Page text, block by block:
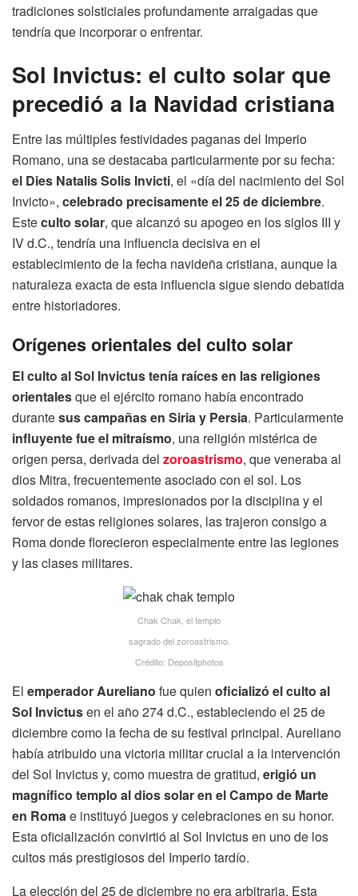
tradiciones solsticiales profundamente arraigadas que
tendría que incorporar o enfrentar.
Sol Invictus: el culto solar que
precedió a la Navidad cristiana
Entre las múltiples festividades paganas del Imperio
Romano, una se destacaba particularmente por su fecha:
el Dies Natalis Solis Invicti, el «día del nacimiento del Sol
Invicto», celebrado precisamente el 25 de diciembre.
Esteculto solar, que alcanzó su apogeo en los siglos III y
IV d.C., tendría una influencia decisiva en el
establecimiento de la fecha navideña cristiana, aunque la
naturaleza exacta de esta influencia sigue siendo debatida
entre historiadores.
Orígenes orientales del culto solar
El culto al Sol Invictus tenía raíces en las religiones
orientalesque el ejército romano había encontrado
durantesus campañas en Siria y Persia. Particularmente
influyente fue el mitraísmo, una religión mistérica de
origen persa, derivada del zoroastrismo, que veneraba al
dios Mitra, frecuentemente asociado con el sol. Los
soldados romanos, impresionados por la disciplina y el
fervor de estas religiones solares, las trajeron consigo a
Roma donde florecieron especialmente entre las legiones
y las clases militares.
Chak Chak, el templo
sagrado del zoroastrismo.
Crédito: Depositphotos
El emperador Aureliano fue quien oficializó el culto al
Sol Invictusen el año 274 d.C., estableciendo el 25 de
diciembre como la fecha de su festival principal. Aureliano
había atribuido una victoria militar crucial a la intervención
del Sol Invictus y, como muestra de gratitud, erigió un
magnífico templo al dios solar en el Campo de Marte
en Romae instituyó juegos y celebraciones en su honor.
Esta oficialización convirtió al Sol Invictus en uno de los
cultos más prestigiosos del Imperio tardío.
La elección del 25 de diciembre no era arbitraria. Esta